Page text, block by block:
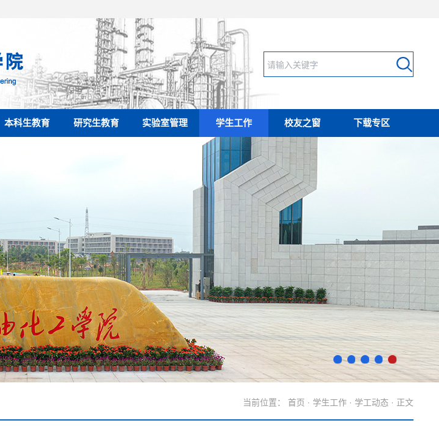
本科生教育 研究生教育 实验室管理 学生工作 校友之窗 下载专区
当前位置： 首页 · 学生工作 · 学工动态 · 正文